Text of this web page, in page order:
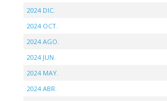
2024 DIC.
2024 OCT.
2024 AGO.
2024 JUN.
2024 MAY.
2024 ABR.